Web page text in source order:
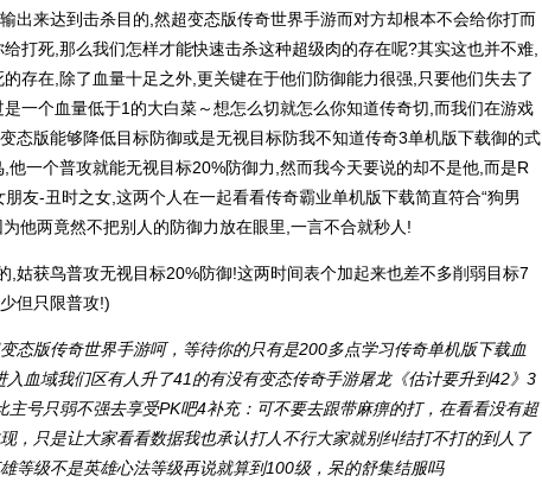
出来达到击杀目的,然超变态版传奇世界手游而对方却根本不会给你打而
打死,那么我们怎样才能快速击杀这种超级肉的存在呢?其实这也并不难,
存在,除了血量十足之外,更关键在于他们防御能力很强,只要他们失去了
一个血量低于1的大白菜～想怎么切就怎么你知道传奇切,而我们在游戏
态版能够降低目标防御或是无视目标防我不知道传奇3单机版下载御的式
他一个普攻就能无视目标20%防御力,然而我今天要说的却不是他,而是R
友-丑时之女,这两个人在一起看看传奇霸业单机版下载简直符合“狗男
他两竟然不把别人的防御力放在眼里,一言不合就秒人!
,姑获鸟普攻无视目标20%防御!这两时间表个加起来也差不多削弱目标7
但只限普攻!)
态版传奇世界手游呵，等待你的只有是200多点学习传奇单机版下载血
入血域我们区有人升了41的有没有变态传奇手游屠龙《估计要升到42》3
主号只弱不强去享受PK吧4补充：可不要去跟带麻痹的打，在看看没有超
，只是让大家看看数据我也承认打人不行大家就别纠结打不打的到人了
等级不是英雄心法等级再说就算到100级，呆的舒集结服吗